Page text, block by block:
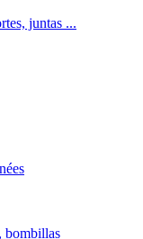
juntas ...
bombillas